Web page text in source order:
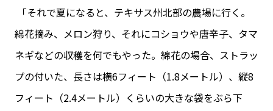
「それで夏になると、テキサス州北部の農場に行く。
綿花摘み、メロン狩り、それにコショウや唐辛子、タマ
ネギなどの収穫を何でもやった。綿花の場合、ストラッ
プの付いた、長さは横6フィート（1.8メートル）、縦8
フィート（2.4メートル）くらいの大きな袋をぶら下